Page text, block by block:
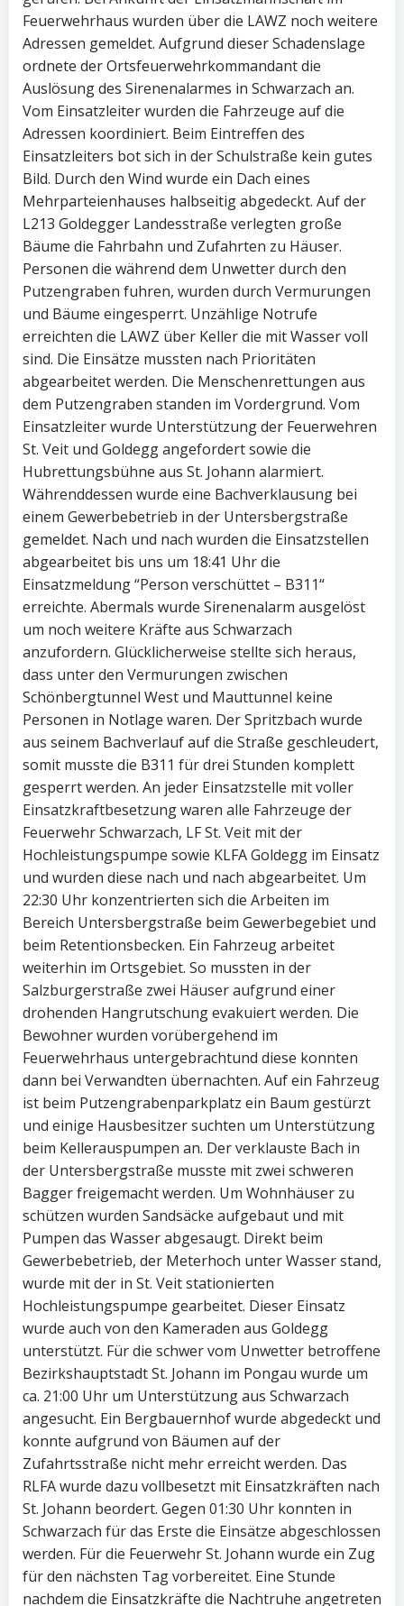
Feuerwehrhaus wurden über die LAWZ noch weitere
Adressen gemeldet. Aufgrund dieser Schadenslage
ordnete der Ortsfeuerwehrkommandant die
Auslösung des Sirenenalarmes in Schwarzach an.
Vom Einsatzleiter wurden die Fahrzeuge auf die
Adressen koordiniert. Beim Eintreffen des
Einsatzleiters bot sich in der Schulstraße kein gutes
Bild. Durch den Wind wurde ein Dach eines
Mehrparteienhauses halbseitig abgedeckt. Auf der
L213 Goldegger Landesstraße verlegten große
Bäume die Fahrbahn und Zufahrten zu Häuser.
Personen die während dem Unwetter durch den
Putzengraben fuhren, wurden durch Vermurungen
und Bäume eingesperrt. Unzählige Notrufe
erreichten die LAWZ über Keller die mit Wasser voll
sind. Die Einsätze mussten nach Prioritäten
abgearbeitet werden. Die Menschenrettungen aus
dem Putzengraben standen im Vordergrund. Vom
Einsatzleiter wurde Unterstützung der Feuerwehren
St. Veit und Goldegg angefordert sowie die
Hubrettungsbühne aus St. Johann alarmiert.
Währenddessen wurde eine Bachverklausung bei
einem Gewerbebetrieb in der Untersbergstraße
gemeldet. Nach und nach wurden die Einsatzstellen
abgearbeitet bis uns um 18:41 Uhr die
Einsatzmeldung “Person verschüttet – B311“
erreichte. Abermals wurde Sirenenalarm ausgelöst
um noch weitere Kräfte aus Schwarzach
anzufordern. Glücklicherweise stellte sich heraus,
dass unter den Vermurungen zwischen
Schönbergtunnel West und Mauttunnel keine
Personen in Notlage waren. Der Spritzbach wurde
aus seinem Bachverlauf auf die Straße geschleudert,
somit musste die B311 für drei Stunden komplett
gesperrt werden. An jeder Einsatzstelle mit voller
Einsatzkraftbesetzung waren alle Fahrzeuge der
Feuerwehr Schwarzach, LF St. Veit mit der
Hochleistungspumpe sowie KLFA Goldegg im Einsatz
und wurden diese nach und nach abgearbeitet. Um
22:30 Uhr konzentrierten sich die Arbeiten im
Bereich Untersbergstraße beim Gewerbegebiet und
beim Retentionsbecken. Ein Fahrzeug arbeitet
weiterhin im Ortsgebiet. So mussten in der
Salzburgerstraße zwei Häuser aufgrund einer
drohenden Hangrutschung evakuiert werden. Die
Bewohner wurden vorübergehend im
Feuerwehrhaus untergebrachtund diese konnten
dann bei Verwandten übernachten. Auf ein Fahrzeug
ist beim Putzengrabenparkplatz ein Baum gestürzt
und einige Hausbesitzer suchten um Unterstützung
beim Kellerauspumpen an. Der verklauste Bach in
der Untersbergstraße musste mit zwei schweren
Bagger freigemacht werden. Um Wohnhäuser zu
schützen wurden Sandsäcke aufgebaut und mit
Pumpen das Wasser abgesaugt. Direkt beim
Gewerbebetrieb, der Meterhoch unter Wasser stand,
wurde mit der in St. Veit stationierten
Hochleistungspumpe gearbeitet. Dieser Einsatz
wurde auch von den Kameraden aus Goldegg
unterstützt. Für die schwer vom Unwetter betroffene
Bezirkshauptstadt St. Johann im Pongau wurde um
ca. 21:00 Uhr um Unterstützung aus Schwarzach
angesucht. Ein Bergbauernhof wurde abgedeckt und
konnte aufgrund von Bäumen auf der
Zufahrtsstraße nicht mehr erreicht werden. Das
RLFA wurde dazu vollbesetzt mit Einsatzkräften nach
St. Johann beordert. Gegen 01:30 Uhr konnten in
Schwarzach für das Erste die Einsätze abgeschlossen
werden. Für die Feuerwehr St. Johann wurde ein Zug
für den nächsten Tag vorbereitet. Eine Stunde
nachdem die Einsatzkräfte die Nachtruhe angetreten